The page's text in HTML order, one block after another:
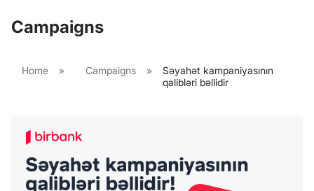
Campaigns
Home » Campaigns »
Səyahət kampaniyasının
qalibləri bəllidir